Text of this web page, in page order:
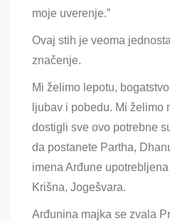
moje uverenje.”
Ovaj stih je veoma
značenje.
Mi želimo lepotu,
ljubav i pobedu. Mi želimo
dostigli sve ovo potrebne
da postanete Partha,
imena Arđune
Krišna, Jogešvara.
Arđunina majka se zvala